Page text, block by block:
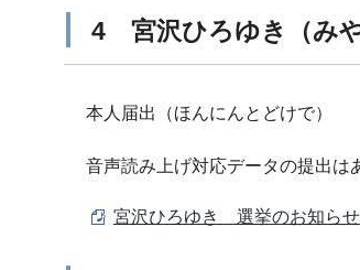
4 宮沢ひろゆき（みや
本人届出（ほんにんとどけで）
音声読み上げ対応データの提出は
宮沢ひろゆき 選挙のお知らせ